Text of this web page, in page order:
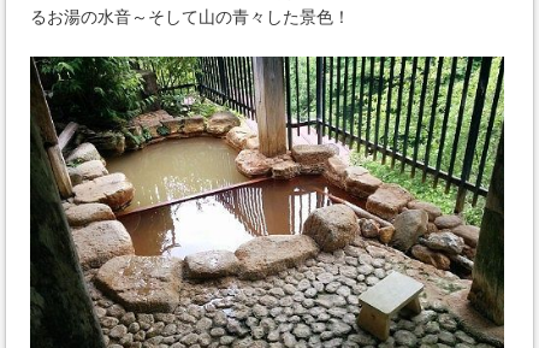
るお湯の水音～そして山の青々した景色！